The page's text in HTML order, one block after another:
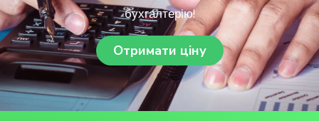
бухгалтерію!
Отримати ціну